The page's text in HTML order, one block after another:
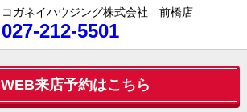
コガネイハウジング株式会社 前橋店
027-212-5501
WEB来店予約はこちら